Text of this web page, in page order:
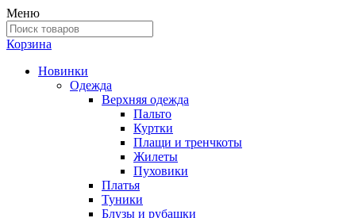
Меню
Корзина
Новинки
Одежда
Верхняя одежда
Пальто
Куртки
Плащи и тренчкоты
Жилеты
Пуховики
Платья
Туники
Блузы и рубашки